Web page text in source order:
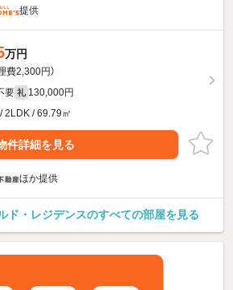
提供
万円
費2,300円）
要 礼 130,000円
2LDK / 69.79㎡
件詳細を見る
ほか提供
ド・レジデンスのすべての部屋を見る